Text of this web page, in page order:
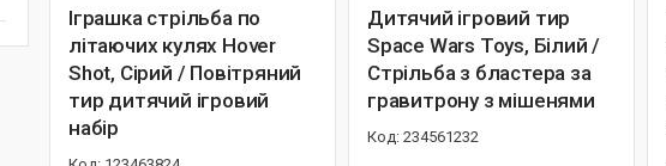
Іграшка стрільба по
літаючих кулях Hover
Shot, Сірий / Повітряний
тир дитячий ігровий
набір
Дитячий ігровий тир
Space Wars Toys, Білий /
Стрільба з бластера за
гравитрону з мішенями
234561232